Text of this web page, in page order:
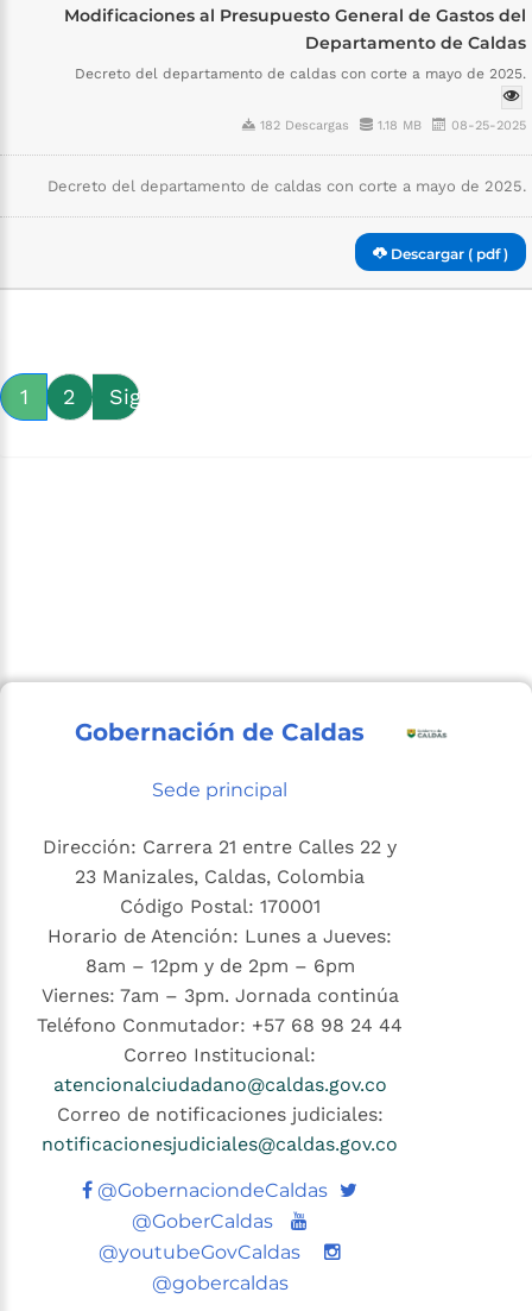
Modificaciones al Presupuesto General de Gastos del
Departamento de Caldas
Decreto del departamento de caldas con corte a mayo de 2025.
182 Descargas 1.18 MB 08-25-2025
Decreto del departamento de caldas con corte a mayo de 2025.
Descargar ( pdf )
1 2 Siguiente
Gobernación de Caldas
Sede principal
Dirección: Carrera 21 entre Calles 22 y
23 Manizales, Caldas, Colombia
Código Postal: 170001
Horario de Atención: Lunes a Jueves:
8am – 12pm y de 2pm – 6pm
Viernes: 7am – 3pm. Jornada continúa
Teléfono Conmutador: +57 68 98 24 44
Correo Institucional:
atencionalciudadano@caldas.gov.co
Correo de notificaciones judiciales:
notificacionesjudiciales@caldas.gov.co
@GobernaciondeCaldas Twitter
@GoberCaldas
Youtube
@youtubeGovCaldas
@gobercaldas